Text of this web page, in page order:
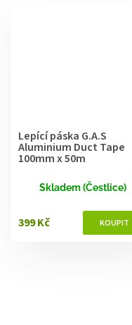
Lepící páska G.A.S
Aluminium Duct Tape
100mm x 50m
Skladem (Čestlice)
399 Kč